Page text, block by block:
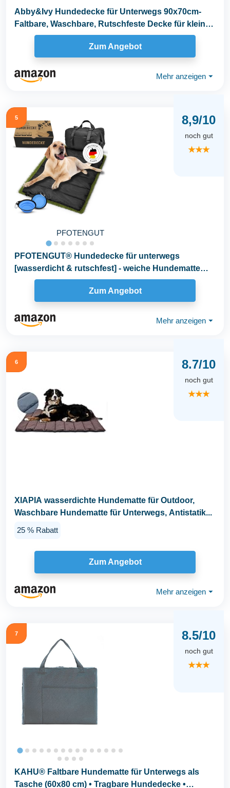
Abby&Ivy Hundedecke für Unterwegs 90x70cm-
Faltbare, Waschbare, Rutschfeste Decke für kleine
und...
Zum Angebot
Mehr anzeigen ⏷
5
PFOTENGUT
8,9/10
noch gut
★★★
PFOTENGUT® Hundedecke für unterwegs
[wasserdicht & rutschfest] - weiche Hundematte
Outdoor [110x...
Zum Angebot
Mehr anzeigen ⏷
6 8.7/10
noch gut
★★★
XIAPIA wasserdichte Hundematte für Outdoor,
Waschbare Hundematte für Unterwegs, Antistatik...
25 % Rabatt
Zum Angebot
Mehr anzeigen ⏷
7 8.5/10
noch gut
★★★
KAHU® Faltbare Hundematte für Unterwegs als
Tasche (60x80 cm) • Tragbare Hundedecke •